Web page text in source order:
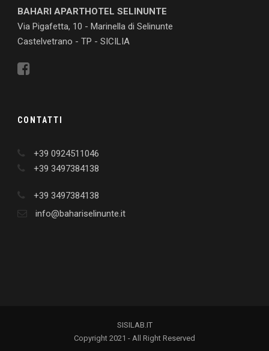
BAHARI APARTHOTEL SELINUNTE
Via Pigafetta, 10 - Marinella di Selinunte
Castelvetrano - TP - SICILIA
CONTATTI
+39 0924511046
+39 3497384138
+39 3497384138
info@bahariselinunte.it
SISILAB.IT
Copyright 2021 - All Right Reserved